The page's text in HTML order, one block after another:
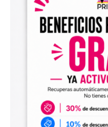
crear camisetas,
prendas promocionales y
personalizados.
Los archivos están
de tus impresiones y
sin tener que diseñar cada
tendrás que adaptar el
el archivo en tu programa
maquinaria DTF.